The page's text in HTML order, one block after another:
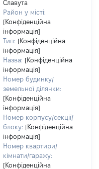
Славута
Район у місті:
[Конфіденційна
інформація]
Тип: [Конфіденційна
інформація]
Назва: [Конфіденційна
інформація]
Номер будинку/
земельної ділянки:
[Конфіденційна
інформація]
Номер корпусу/секції/
блоку: [Конфіденційна
інформація]
Номер квартири/
кімнати/гаражу:
[Конфіденційна